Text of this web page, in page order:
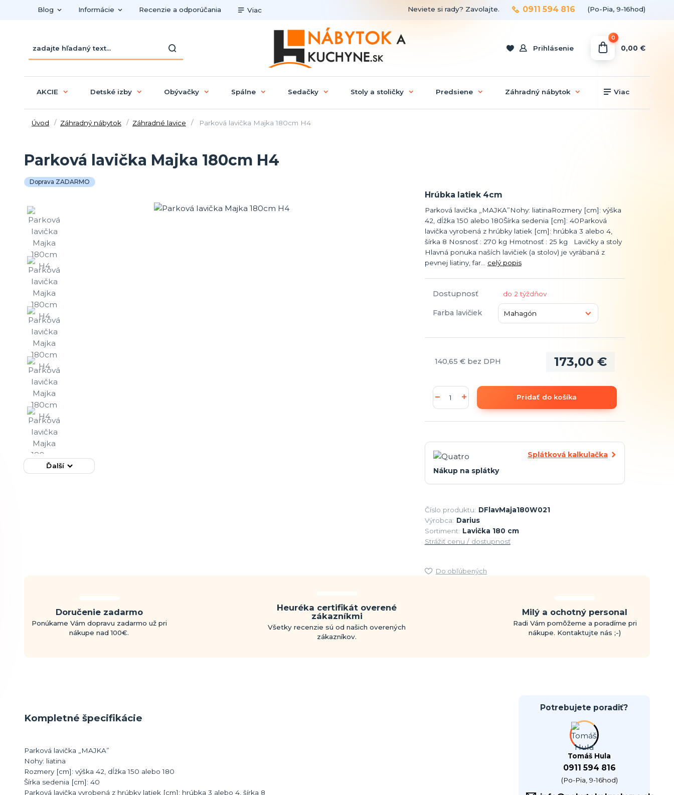
Blog Informácie Recenzie a odporúčania Viac
Prihlásenie
Neviete si rady? Zavolajte. 0911 594 816 (Po-Pia, 9-16hod)
0
0,00 €
AKCIE Detské izby Obývačky Spálne Sedačky Stoly a stoličky Predsiene Záhradný nábytok Viac
Úvod Záhradný nábytok Záhradné lavice Parková lavička Majka 180cm H4
Parková lavička Majka 180cm H4
Doprava ZADARMO
Ďalší
Hrúbka latiek 4cm
Parková lavička „MAJKA”Nohy: liatinaRozmery [cm]: výška
42, dĺžka 150 alebo 180Šírka sedenia [cm]: 40Parková
lavička vyrobená z hrúbky latiek [cm]: hrúbka 3 alebo 4,
šírka 8 Nosnosť : 270 kg Hmotnosť : 25 kg Lavičky a stoly
Hlavná ponuka naších lavičiek (a stolov) je vyrábaná z
pevnej liatiny, far... celý popis
Dostupnosť do 2 týždňov
Farba lavičiek
173,00 €
140,65 € bez DPH
Pridať do košíka
Splátková kalkulačka
Nákup na splátky
Číslo produktu: DFlavMaja180W021
Výrobca: Darius
Sortiment: Lavička 180 cm
Strážiť cenu / dostupnosť
Do obľúbených
Doručenie zadarmo
Ponúkame Vám dopravu zadarmo už pri
nákupe nad 100€.
Heuréka certifikát overené
zákazníkmi
Všetky recenzie sú od našich overených
zákazníkov.
Milý a ochotný personal
Radi Vám pomôžeme a poradíme pri
nákupe. Kontaktujte nás ;-)
Kompletné špecifikácie
Parková lavička „MAJKA”
Nohy: liatina
Rozmery [cm]: výška 42, dĺžka 150 alebo 180
Šírka sedenia [cm]: 40
Parková lavička vyrobená z hrúbky latiek [cm]: hrúbka 3 alebo 4, šírka 8
Potrebujete poradiť?
Tomáš Hula
0911 594 816
(Po-Pia, 9-16hod)